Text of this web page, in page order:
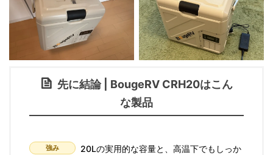
先に結論 | BougeRV CRH20はこん
な製品
強み
20Lの実用的な容量と、高温下でもしっか